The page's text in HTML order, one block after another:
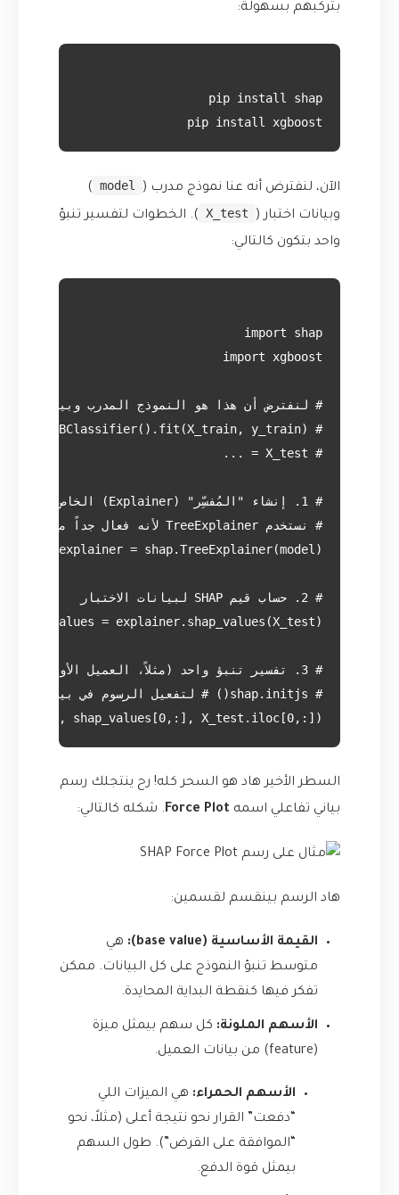
بتركبهم بسهولة:
pip install xgboost
الآن، لنفترض أنه عنا نموذج مدرب ( model
)
وبيانات اختبار (
X_test ). الخطوات لتفسير تنبؤ
واحد بتكون كالتالي:
shap_values[0,:], X_test.iloc[0,:])
السطر الأخير هاد هو السحر كله! رح ينتجلك رسم
بياني تفاعلي اسمه Force Plot. شكله كالتالي:
هاد الرسم بينقسم لقسمين:
القيمة الأساسية (base value):
هي
متوسط تنبؤ النموذج على كل البيانات. ممكن
تفكر فيها كنقطة البداية المحايدة.
الأسهم الملونة: كل سهم بيمثل ميزة
(feature) من بيانات العميل.
الأسهم الحمراء: هي الميزات اللي
“دفعت” القرار نحو نتيجة أعلى (مثلاً، نحو
“الموافقة على القرض”). طول السهم
بيمثل قوة الدفع.